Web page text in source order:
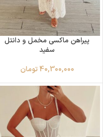
پیراهن ماکسی مخمل و دانتل
سفید
40,300,000 تومان